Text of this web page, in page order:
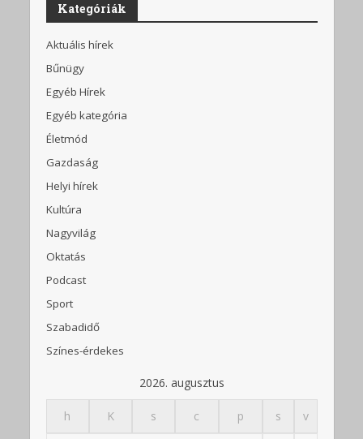
Kategóriák
Aktuális hírek
Bűnügy
Egyéb Hírek
Egyéb kategória
Életmód
Gazdaság
Helyi hírek
Kultúra
Nagyvilág
Oktatás
Podcast
Sport
Szabadidő
Színes-érdekes
2026. augusztus
h K s c p s v